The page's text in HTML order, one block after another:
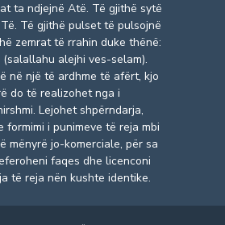
ta ndjejnë Atë. Të gjithë sytë
Të gjithë pulset të pulsojnë
zemrat të rrahin duke thënë:
(salallahu alejhi ves-selam).
në një të ardhme të afërt, kjo
do të realizohet nga i
Lejohet shpërndarja,
formimi i punimeve të reja mbi
mënyrë jo-komerciale, për sa
faqes dhe licenconi
të reja nën kushte identike.